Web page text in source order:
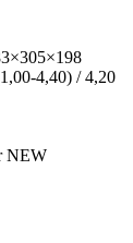
4,40) / 4,20
NEW